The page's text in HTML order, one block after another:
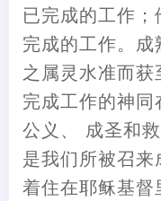
已完成的工作 ；
完成的工作。成
之属灵水准而获
完成工作的神
公义、 成圣和
是我们所被召来
着住在耶稣基督